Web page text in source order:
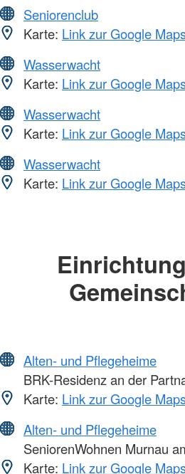
Seniorenclub
Karte: Link zur Google
Wasserwacht
Karte: Link zur Google
Wasserwacht
Karte: Link zur Google
Wasserwacht
Karte: Link zur Google
Alten- und Pflegeheime
BRK-Residenz an der
Karte: Link zur Google
Alten- und Pflegeheime
SeniorenWohnen Murnau
Karte: Link zur Google